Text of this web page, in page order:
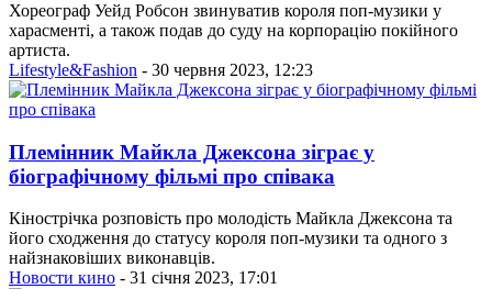
Хореограф Уейд Робсон звинуватив короля поп-музики у
харасменті, а також подав до суду на корпорацію покійного
артиста.
Lifestyle&Fashion - 30 червня 2023, 12:23
Племінник Майкла Джексона зіграє у
біографічному фільмі про співака
Кінострічка розповість про молодість Майкла Джексона та
його сходження до статусу короля поп-музики та одного з
найзнаковіших виконавців.
Новости кино - 31 січня 2023, 17:01